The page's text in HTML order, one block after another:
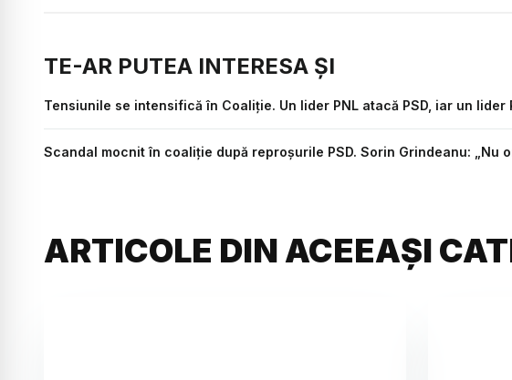
TE-AR PUTEA INTERESA ȘI
Tensiunile se intensifică în Coaliție. Un lider PNL atacă PSD, iar un lider
Scandal mocnit în coaliție după reproșurile PSD. Sorin Grindeanu: „Nu
ARTICOLE DIN ACEEAȘI